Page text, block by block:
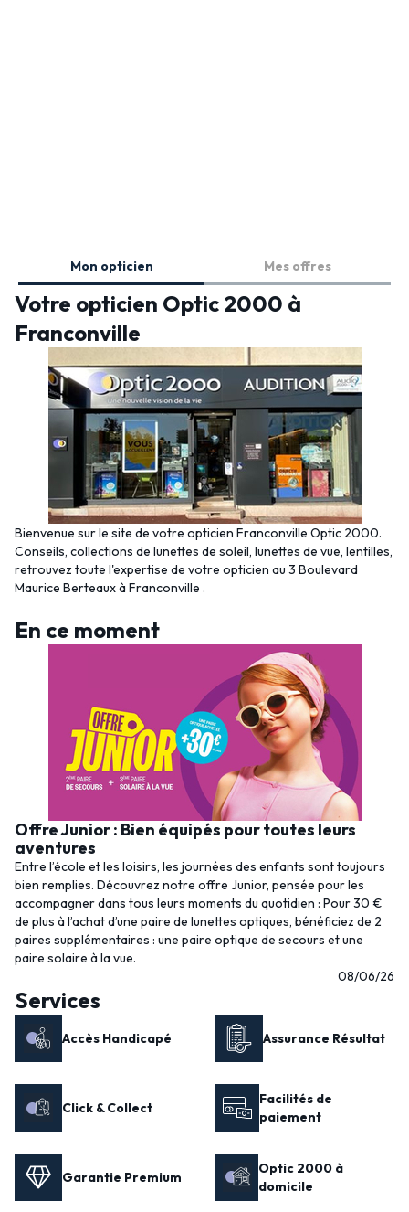
Mon opticien Mes offres
Votre opticien Optic 2000 à
Franconville
Bienvenue sur le site de votre opticien Franconville Optic 2000.
Conseils, collections de lunettes de soleil, lunettes de vue, lentilles,
retrouvez toute l'expertise de votre opticien au 3 Boulevard
Maurice Berteaux à Franconville .
En ce moment
Offre Junior : Bien équipés pour toutes leurs
aventures
Entre l’école et les loisirs, les journées des enfants sont toujours
bien remplies. Découvrez notre offre Junior, pensée pour les
accompagner dans tous leurs moments du quotidien : Pour 30 €
de plus à l’achat d’une paire de lunettes optiques, bénéficiez de 2
paires supplémentaires : une paire optique de secours et une
paire solaire à la vue.
08/06/26
Services
Accès Handicapé Assurance Résultat
Click & Collect
Facilités de
paiement
Garantie Premium
Optic 2000 à
domicile